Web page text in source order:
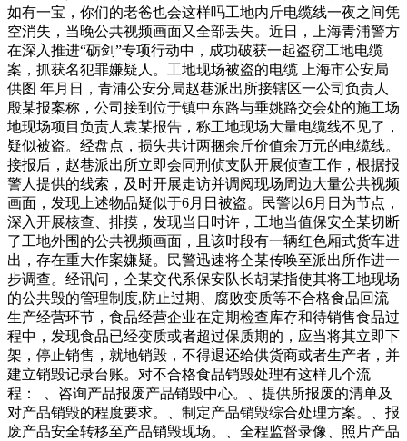
如有一宝，你们的老爸也会这样吗工地内斤电缆线一夜之间凭
空消失，当晚公共视频画面又全部丢失。近日，上海青浦警方
在深入推进“砺剑”专项行动中，成功破获一起盗窃工地电缆
案，抓获名犯罪嫌疑人。工地现场被盗的电缆 上海市公安局
供图 年月日，青浦公安分局赵巷派出所接辖区一公司负责人
殷某报案称，公司接到位于镇中东路与垂姚路交会处的施工场
地现场项目负责人袁某报告，称工地现场大量电缆线不见了，
疑似被盗。经盘点，损失共计两捆余斤价值余万元的电缆线。
接报后，赵巷派出所立即会同刑侦支队开展侦查工作，根据报
警人提供的线索，及时开展走访并调阅现场周边大量公共视频
画面，发现上述物品疑似于6月日被盗。民警以6月日为节点，
深入开展核查、排摸，发现当日时许，工地当值保安仝某切断
了工地外围的公共视频画面，且该时段有一辆红色厢式货车进
出，存在重大作案嫌疑。民警迅速将仝某传唤至派出所作进一
步调查。经讯问，仝某交代系保安队长胡某指使其将工地现场
的公共毁的管理制度,防止过期、腐败变质等不合格食品回流
生产经营环节，食品经营企业在定期检查库存和待销售食品过
程中，发现食品已经变质或者超过保质期的，应当将其立即下
架，停止销售，就地销毁，不得退还给供货商或者生产者，并
建立销毁记录台账。对不合格食品销毁处理有这样几个流
程： 、咨询产品报废产品销毁中心。、提供所报废的清单及
对产品销毁的程度要求。、制定产品销毁综合处理方案。、报
废产品安全转移至产品销毁现场。、全程监督录像、照片产品